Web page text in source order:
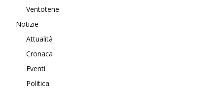
Ventotene
Notizie
Attualità
Cronaca
Eventi
Politica